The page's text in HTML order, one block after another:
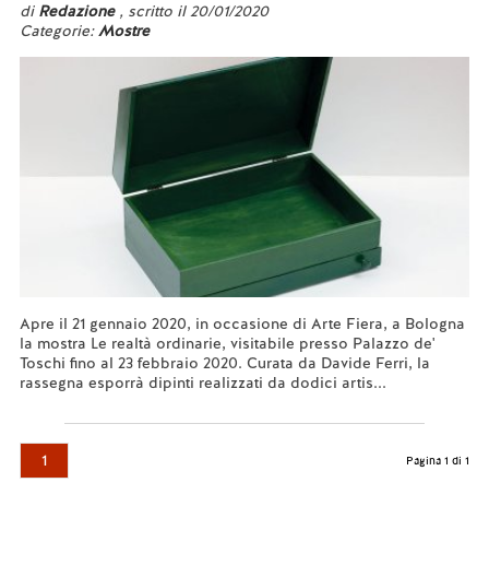
di Redazione , scritto il 20/01/2020
Categorie:Mostre
Apre il 21 gennaio 2020, in occasione di Arte Fiera, a Bologna
la mostra Le realtà ordinarie, visitabile presso Palazzo de'
Toschi fino al 23 febbraio 2020. Curata da Davide Ferri, la
rassegna esporrà dipinti realizzati da dodici artis...
1 Pagina 1 di 1